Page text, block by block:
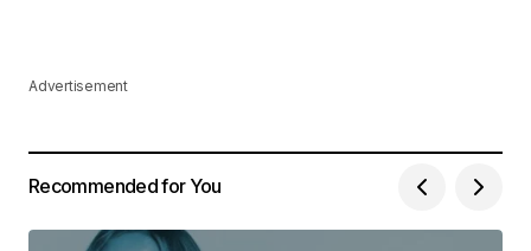
Advertisement
Recommended for You